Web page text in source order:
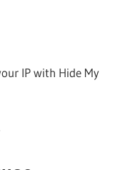
IP with Hide My